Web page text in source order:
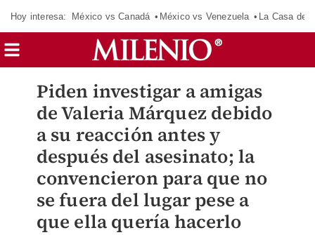
Hoy interesa: México vs Canadá México vs Venezuela La Casa de
Piden investigar a amigas
de Valeria Márquez debido
a su reacción antes y
después del asesinato; la
convencieron para que no
se fuera del lugar pese a
que ella quería hacerlo